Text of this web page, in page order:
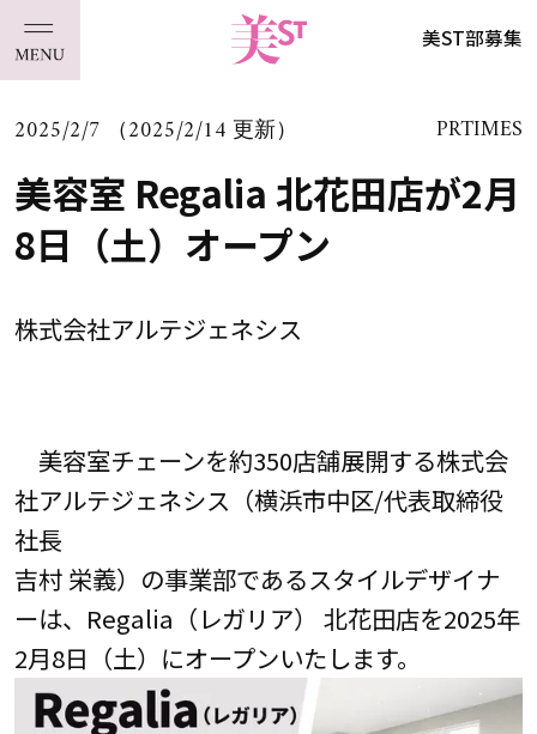
美ST部募集
2025/2/7 （2025/2/14 更新） PRTIMES
美容室 Regalia 北花田店が2月
8日（土）オープン
株式会社アルテジェネシス
美容室チェーンを約350店舗展開する株式会
社アルテジェネシス（横浜市中区/代表取締役
社長
吉村 栄義）の事業部であるスタイルデザイナ
ーは、Regalia（レガリア） 北花田店を2025年
2月8日（土）にオープンいたします。